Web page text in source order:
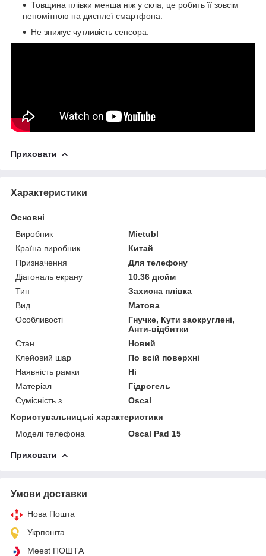
Товщина плівки менша ніж у скла, це робить її зовсім
непомітною на дисплеї смартфона.
Не знижує чутливість сенсора.
Приховати
Характеристики
Основні
Виробник
Mietubl
Країна виробник
Китай
Призначення
Для телефону
Діагональ екрану
10.36 дюйм
Тип
Захисна плівка
Вид
Матова
Особливості
Гнучке, Кути заокруглені,
Анти-відбитки
Стан
Новий
Клейовий шар
По всій поверхні
Наявність рамки
Ні
Матеріал
Гідрогель
Сумісність з
Oscal
Користувальницькі характеристики
Моделі телефона
Oscal Pad 15
Приховати
Умови доставки
Нова Пошта
Укрпошта
Meest ПОШТА